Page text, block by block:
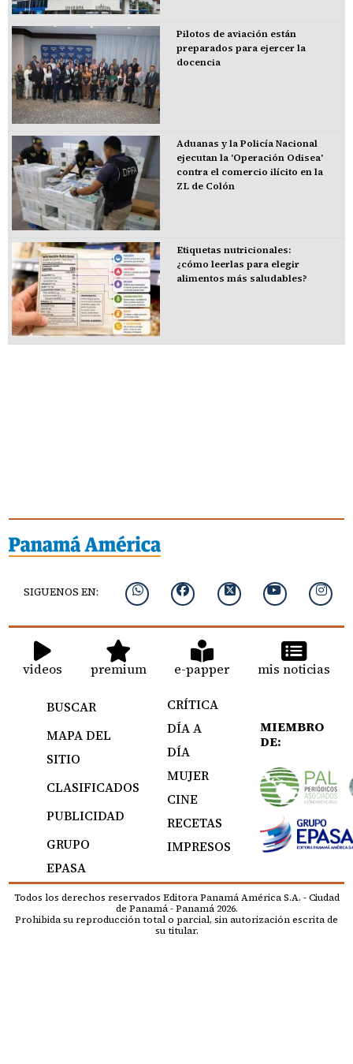
Pilotos de aviación están
preparados para ejercer la
docencia
Aduanas y la Policía Nacional
ejecutan la 'Operación Odisea'
contra el comercio ilícito en la
ZL de Colón
Etiquetas nutricionales:
¿cómo leerlas para elegir
alimentos más saludables?
SIGUENOS EN:
videos premium e-papper mis noticias
BUSCAR
MAPA DEL
SITIO
CLASIFICADOS
PUBLICIDAD
GRUPO
EPASA
CRÍTICA
DÍA A
DÍA
MUJER
CINE
RECETAS
IMPRESOS
MIEMBRO
DE:
Todos los derechos reservados Editora Panamá América S.A. - Ciudad
de Panamá - Panamá 2026.
Prohibida su reproducción total o parcial, sin autorización escrita de
su titular.